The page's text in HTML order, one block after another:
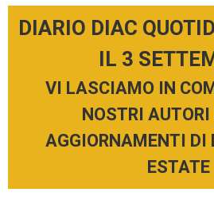
DIARIO DIAC
IL 3
VI LASCIAMO IN
NOSTRI AUTORI
AGGIORNAMENTI DI
ESTATE